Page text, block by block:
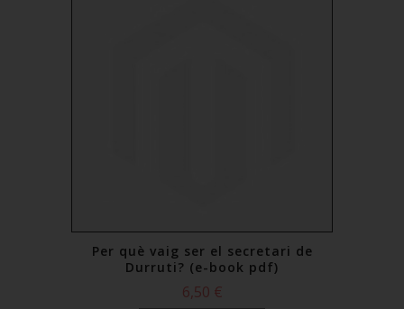
Per què vaig ser el secretari de
Durruti? (e-book pdf)
6,50 €